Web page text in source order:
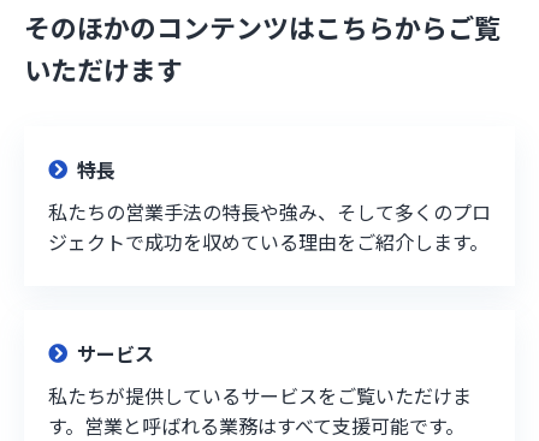
そのほかのコンテンツはこちらからご覧
いただけます
特長
私たちの営業手法の特長や強み、そして多くのプロ
ジェクトで成功を収めている理由をご紹介します。
サービス
私たちが提供しているサービスをご覧いただけま
す。営業と呼ばれる業務はすべて支援可能です。